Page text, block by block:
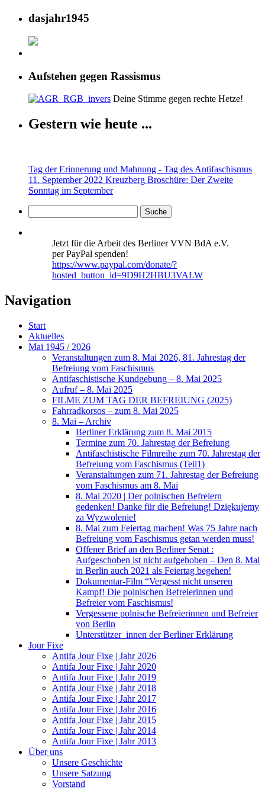
dasjahr1945
Aufstehen gegen Rassismus
Deine Stimme gegen rechte Hetze!
Gestern wie heute ...
Tag der Erinnerung und Mahnung - Tag des Antifaschismus
11. September 2022 Kreuzberg Broschüre: Der Zweite
Sonntag im September
Jetzt für die Arbeit des Berliner VVN BdA e.V.
per PayPal spenden!
https://www.paypal.com/donate/?
hosted_button_id=9D9H2HBU3VALW
Navigation
Start
Aktuelles
Mai 1945 / 2026
Veranstaltungen zum 8. Mai 2026, 81. Jahrestag der
Befreiung vom Faschismus
Antifaschistische Kundgebung – 8. Mai 2025
Aufruf – 8. Mai 2025
FILME ZUM TAG DER BEFREIUNG (2025)
Fahrradkorsos – zum 8. Mai 2025
8. Mai – Archiv
Berliner Erklärung zum 8. Mai 2015
Termine zum 70. Jahrestag der Befreiung
Antifaschistische Filmreihe zum 70. Jahrestag der
Befreiung vom Faschismus (Teil1)
Veranstaltungen zum 71. Jahrestag der Befreiung
vom Faschismus am 8. Mai
8. Mai 2020 | Der polnischen Befreiern
gedenken! Danke für die Befreiung! Dziękujemy
za Wyzwolenie!
8. Mai zum Feiertag machen! Was 75 Jahre nach
Befreiung vom Faschismus getan werden muss!
Offener Brief an den Berliner Senat :
Aufgeschoben ist nicht aufgehoben – Den 8. Mai
in Berlin auch 2021 als Feiertag begehen!
Dokumentar-Film “Vergesst nicht unseren
Kampf! Die polnischen Befreierinnen und
Befreier vom Faschismus!
Vergessene polnische Befreierinnen und Befreier
von Berlin
Unterstützer_innen der Berliner Erklärung
Jour Fixe
Antifa Jour Fixe | Jahr 2026
Antifa Jour Fixe | Jahr 2020
Antifa Jour Fixe | Jahr 2019
Antifa Jour Fixe | Jahr 2018
Antifa Jour Fixe | Jahr 2017
Antifa Jour Fixe | Jahr 2016
Antifa Jour Fixe | Jahr 2015
Antifa Jour Fixe | Jahr 2014
Antifa Jour Fixe | Jahr 2013
Über uns
Unsere Geschichte
Unsere Satzung
Vorstand